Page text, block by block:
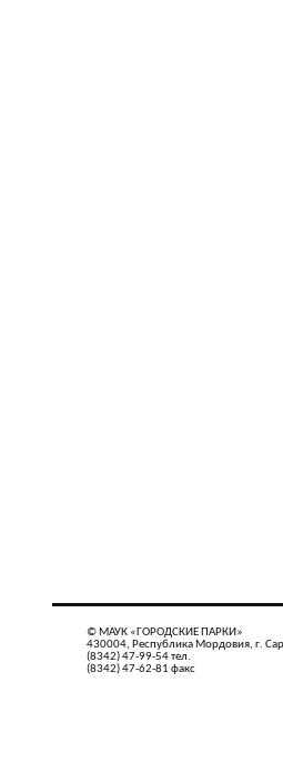
© МАУК «ГОРОДСКИЕ ПАРКИ»
430004, Республика Мордовия, г.
(8342) 47-99-54 тел.
(8342) 47-62-81 факс